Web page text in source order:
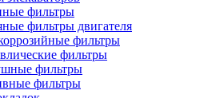
фильтры
фильтры двигателя
фильтры
фильтры
фильтры
фильтры